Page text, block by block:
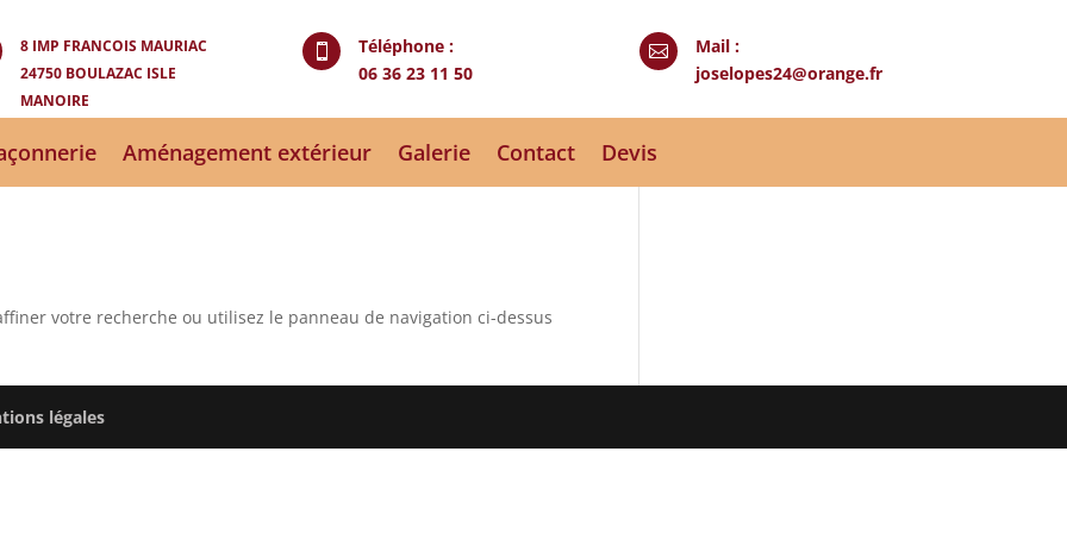
8 IMP FRANCOIS MAURIAC
24750 BOULAZAC ISLE
MANOIRE

Téléphone :
06 36 23 11 50

Mail :
joselopes24@orange.fr
Aménagement extérieur Galerie Contact Devis
votre recherche ou utilisez le panneau de navigation ci-dessus
légales